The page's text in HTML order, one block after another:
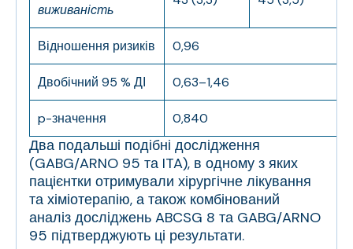
виживаність
Відношення ризиків 0,96
Двобічний 95 % ДІ 0,63–1,46
p-значення 0,840
Два подальші подібні дослідження
(GABG/ARNO 95 та ITA), в одному з яких
пацієнтки отримували хірургічне лікування
та хіміотерапію, а також комбінований
аналіз досліджень ABCSG 8 та GABG/ARNO
95 підтверджують ці результати.